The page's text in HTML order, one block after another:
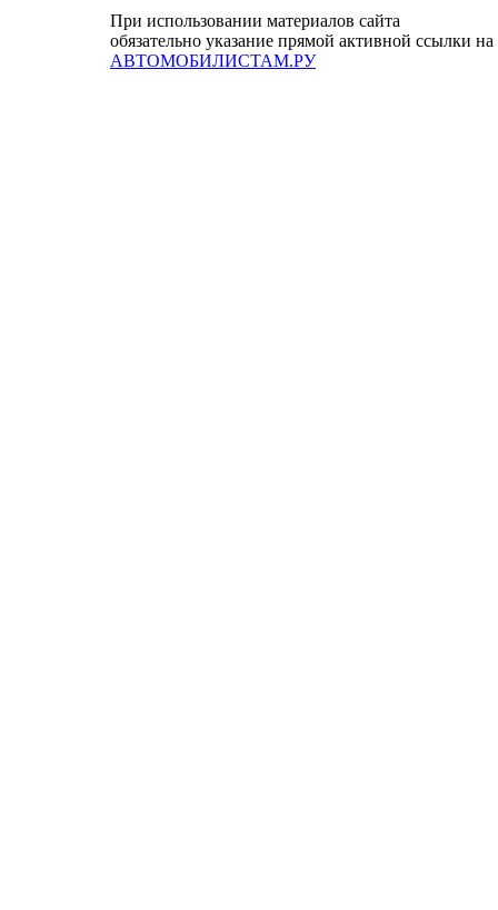
При использовании материалов сайта
обязательно указание прямой активной ссылки на
АВТОМОБИЛИСТАМ.РУ